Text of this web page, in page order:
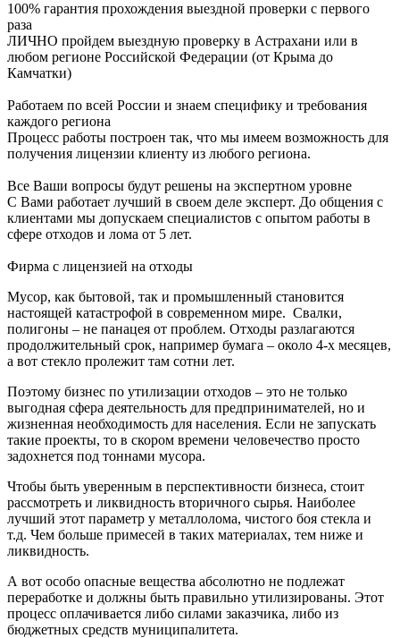
100% гарантия прохождения выездной проверки с первого
раза
ЛИЧНО пройдем выездную проверку в Астрахани или в
любом регионе Российской Федерации (от Крыма до
Камчатки)
Работаем по всей России и знаем специфику и требования
каждого региона
Процесс работы построен так, что мы имеем возможность для
получения лицензии клиенту из любого региона.
Все Ваши вопросы будут решены на экспертном уровне
С Вами работает лучший в своем деле эксперт. До общения с
клиентами мы допускаем специалистов с опытом работы в
сфере отходов и лома от 5 лет.
Фирма с лицензией на отходы
Мусор, как бытовой, так и промышленный становится
настоящей катастрофой в современном мире. Свалки,
полигоны – не панацея от проблем. Отходы разлагаются
продолжительный срок, например бумага – около 4-х месяцев,
а вот стекло пролежит там сотни лет.
Поэтому бизнес по утилизации отходов – это не только
выгодная сфера деятельность для предпринимателей, но и
жизненная необходимость для населения. Если не запускать
такие проекты, то в скором времени человечество просто
задохнется под тоннами мусора.
Чтобы быть уверенным в перспективности бизнеса, стоит
рассмотреть и ликвидность вторичного сырья. Наиболее
лучший этот параметр у металлолома, чистого боя стекла и
т.д. Чем больше примесей в таких материалах, тем ниже и
ликвидность.
А вот особо опасные вещества абсолютно не подлежат
переработке и должны быть правильно утилизированы. Этот
процесс оплачивается либо силами заказчика, либо из
бюджетных средств муниципалитета.